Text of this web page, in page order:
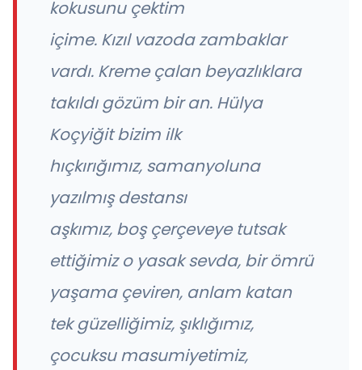
kokusunu çektim
içime. Kızıl vazoda zambaklar
vardı. Kreme çalan beyazlıklara
takıldı gözüm bir an. Hülya
Koçyiğit bizim ilk
hıçkırığımız, samanyoluna
yazılmış destansı
aşkımız, boş çerçeveye tutsak
ettiğimiz o yasak sevda, bir ömrü
yaşama çeviren, anlam katan
tek güzelliğimiz, şıklığımız,
çocuksu masumiyetimiz,